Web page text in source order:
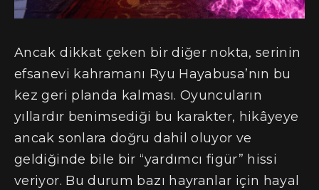
Ancak dikkat çeken bir diğer nokta, serinin
efsanevi kahramanı Ryu Hayabusa’nın bu
kez geri planda kalması. Oyuncuların
yıllardır benimsediği bu karakter, hikâyeye
ancak sonlara doğru dahil oluyor ve
geldiğinde bile bir “yardımcı figür” hissi
veriyor. Bu durum bazı hayranlar için hayal